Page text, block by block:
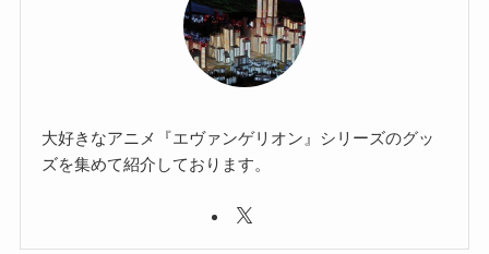
大好きなアニメ『エヴァンゲリオン』シリーズのグッ
ズを集めて紹介しております。